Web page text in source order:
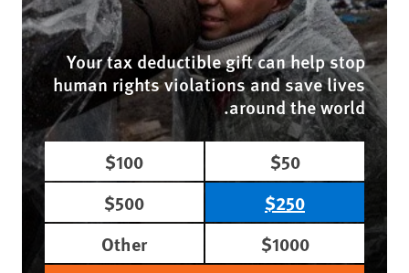
Your tax deductible gift can help stop
human rights violations and save lives
around the world.
$50
$100
$250
$500
$1000
Other